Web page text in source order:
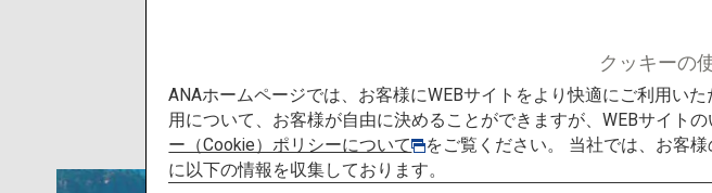
九
クッキーの
ANAホームページでは、お客様にWEBサイトをより快適にご利用い
用について、お客様が自由に決めることができますが、WEBサイト
ー（Cookie）ポリシーについて
をご覧ください。 当社では、お客
に以下の情報を収集しております。